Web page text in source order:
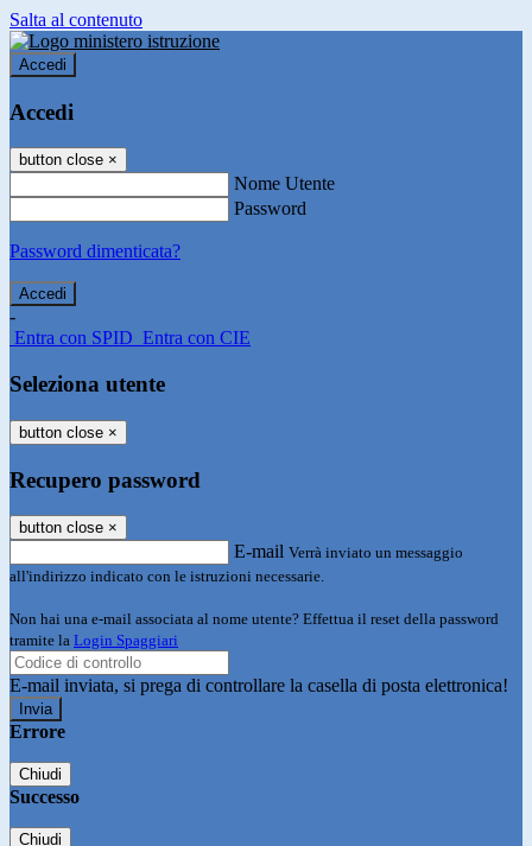
Salta al contenuto
Accedi
Accedi
button close ×
Nome Utente
Password
Password dimenticata?
-
Entra con SPID Entra con CIE
Seleziona utente
button close ×
Recupero password
button close ×
E-mail Verrà inviato un messaggio
all'indirizzo indicato con le istruzioni necessarie.
Non hai una e-mail associata al nome utente? Effettua il reset della password
tramite la Login Spaggiari
E-mail inviata, si prega di controllare la casella di posta elettronica!
Errore
Chiudi
Successo
Chiudi